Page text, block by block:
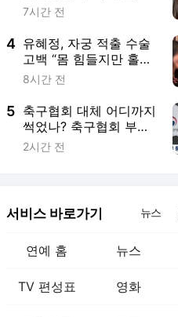
이다! 나란히 아제르바
밥 확정
7시간 전
4 유혜정, 자궁 적출 수술
고백 “몸 힘들지만 홀가
분해”(혜정규원)
8시간 전
5 축구협회 대체 어디까지
썩었나? 축구협회 부회
장이 직접 '심판 마사지'
2시간 전
서비스 바로가기 뉴스
연예 홈 뉴스
TV 편성표 영화